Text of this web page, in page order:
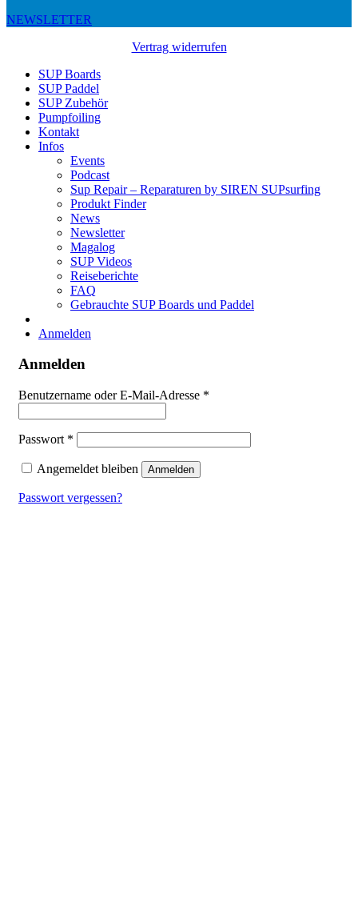
NEWSLETTER
Vertrag widerrufen
SUP Boards
SUP Paddel
SUP Zubehör
Pumpfoiling
Kontakt
Infos
Events
Podcast
Sup Repair – Reparaturen by SIREN SUPsurfing
Produkt Finder
News
Newsletter
Magalog
SUP Videos
Reiseberichte
FAQ
Gebrauchte SUP Boards und Paddel
Anmelden
Anmelden
Benutzername oder E-Mail-Adresse *
Passwort *
Angemeldet bleiben Anmelden
Passwort vergessen?